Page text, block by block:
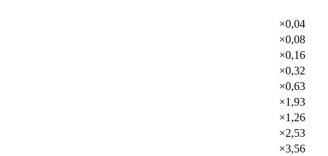
×0,04
×0,08
×0,16
×0,32
×0,63
×1,93
×1,26
×2,53
×3,56